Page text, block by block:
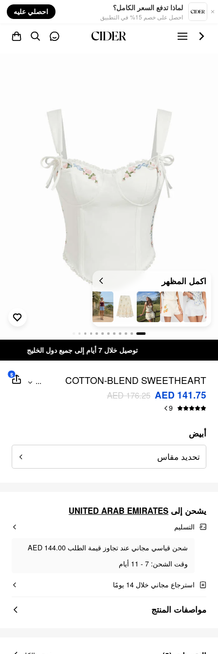
لماذا تدفع السعر الكامل؟
احصل على خصم 15% في التطبيق
احصلي عليه
اكمل المظهر
توصيل خلال 7 أيام إلى جميع دول الخليج
COTTON-BLEND SWEETHEART
FLORAL EMBROIDERY BOWKNOT CAMI
TOP
...
AED 141.75
AED 176.25
9
$
أبيض
تحديد مقاس
يشحن إلى UNITED ARAB EMIRATES
التسليم
شحن قياسي مجاني عند تجاوز قيمة الطلب AED 144.00
وقت الشحن: 7 - 11 أيام
استرجاع مجاني خلال 14 يومًا
مواصفات المنتج